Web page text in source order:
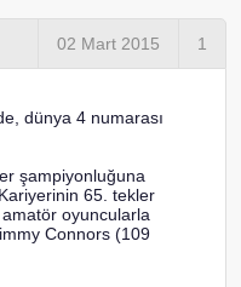
02 Mart 2015 1
dünya 4 numarası
şampiyonluğuna
65. tekler
oyuncularla
Connors (109